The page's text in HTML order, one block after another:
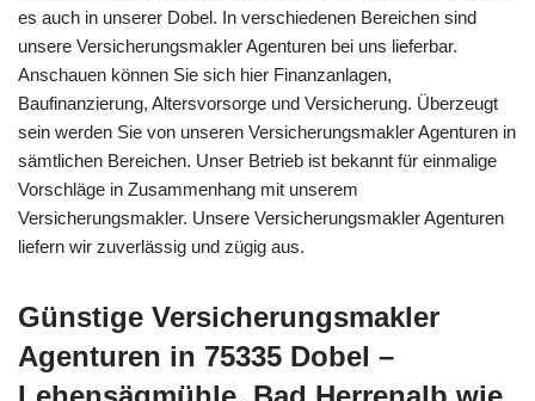
es auch in unserer Dobel. In verschiedenen Bereichen sind
unsere Versicherungsmakler Agenturen bei uns lieferbar.
Anschauen können Sie sich hier Finanzanlagen,
Baufinanzierung, Altersvorsorge und Versicherung. Überzeugt
sein werden Sie von unseren Versicherungsmakler Agenturen in
sämtlichen Bereichen. Unser Betrieb ist bekannt für einmalige
Vorschläge in Zusammenhang mit unserem
Versicherungsmakler. Unsere Versicherungsmakler Agenturen
liefern wir zuverlässig und zügig aus.
Günstige Versicherungsmakler
Agenturen in 75335 Dobel –